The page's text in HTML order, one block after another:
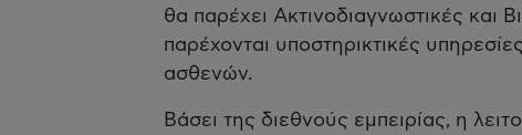
θα παρέχει Ακτινοδιαγνωστικές και
παρέχονται υποστηρικτικές
ασθενών.
Βάσει της διεθνούς εμπειρίας, η